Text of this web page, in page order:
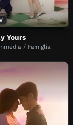
Yours
/ Famiglia